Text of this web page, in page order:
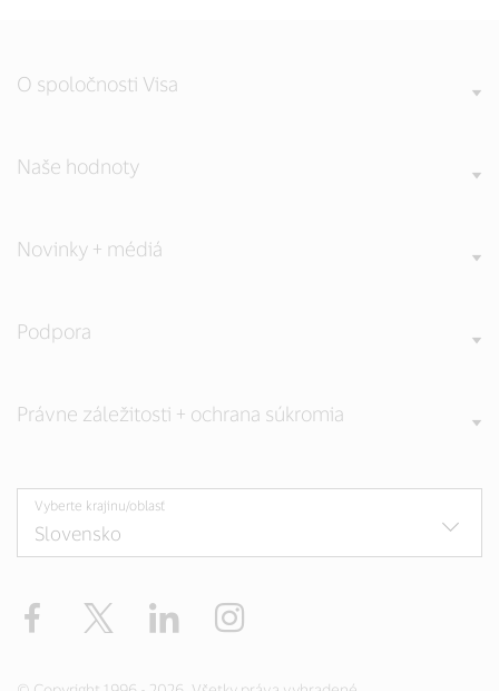
O spoločnosti Visa
Naše hodnoty
Novinky + médiá
Podpora
Právne záležitosti + ochrana súkromia
Vyberte krajinu/oblasť
Facebook Twitter LinkedIn